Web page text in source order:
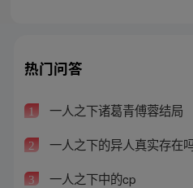
热门问答
1 一人之下诸葛青傅蓉结局
2 一人之下的异人真实存在
3 一人之下中的cp